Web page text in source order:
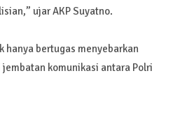
ujar AKP Suyatno.
hanya bertugas menyebarkan
komunikasi antara Polri